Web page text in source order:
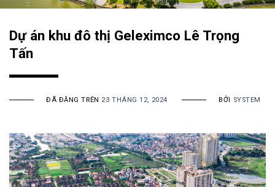
Dự án khu đô thị Geleximco Lê Trọng
Tấn
ĐÃ ĐĂNG TRÊN 23 THÁNG 12, 2024 BỞI SYSTEM